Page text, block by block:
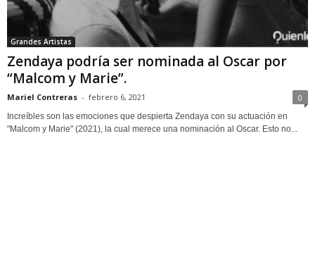
Grandes Artistas
Zendaya podría ser nominada al Oscar por
“Malcom y Marie”.
Mariel Contreras - febrero 6, 2021 0
Increíbles son las emociones que despierta Zendaya con su actuación en
"Malcom y Marie" (2021), la cual merece una nominación al Oscar. Esto no...